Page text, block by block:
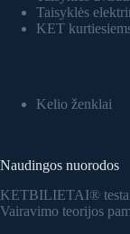
Taisyklės
KET
Kelio ženklai
Naudingos nuorodos
KETBILIETAI®
Vairavimo teorijos